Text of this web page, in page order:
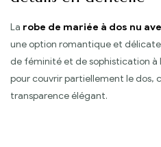
La robe de mariée à dos nu
une option romantique et
de féminité et de sophistication à
pour couvrir partiellement le dos,
transparence élégant.